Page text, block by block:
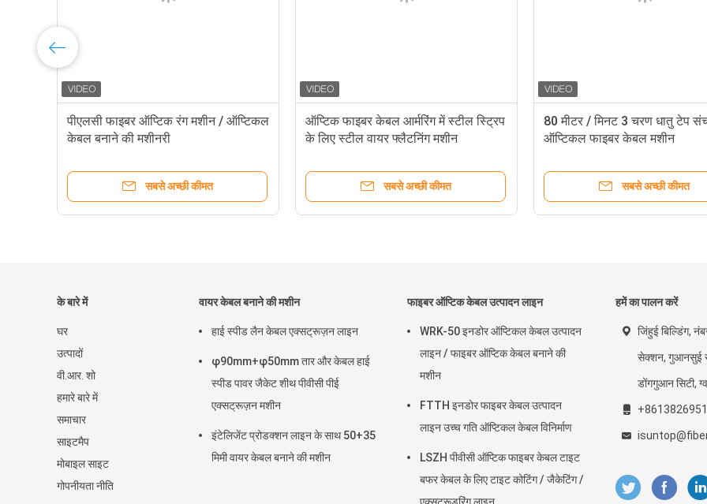
पीएलसी फाइबर ऑप्टिक रंग मशीन / ऑप्टिकल
केबल बनाने की मशीनरी
सबसे अच्छी कीमत
ऑप्टिक फाइबर केबल आर्मरिंग में स्टील स्ट्रिप
के लिए स्टील वायर फ्लैटनिंग मशीन
सबसे अच्छी कीमत
80 मीटर / मिनट 3 चरण धातु टेप
ऑप्टिकल फाइबर केबल मशीन
सबसे अच्छी कीमत
के बारे में
घर
उत्पादों
वी.आर. शो
हमारे बारे में
समाचार
साइटमैप
मोबाइल साइट
गोपनीयता नीति
वायर केबल बनाने की मशीन
हाई स्पीड लैन केबल एक्सट्रूज़न लाइन
φ90mm+φ50mm तार और केबल हाई
स्पीड पावर जैकेट शीथ पीवीसी पीई
एक्सट्रूज़न मशीन
इंटेलिजेंट प्रोडक्शन लाइन के साथ 50+35
मिमी वायर केबल बनाने की मशीन
फाइबर ऑप्टिक केबल उत्पादन लाइन
WRK-50 इनडोर ऑप्टिकल केबल उत्पादन
लाइन / फाइबर ऑप्टिक केबल बनाने की
मशीन
FTTH इनडोर फाइबर केबल उत्पादन
लाइन उच्च गति ऑप्टिकल केबल विनिर्माण
LSZH पीवीसी ऑप्टिक फाइबर केबल टाइट
बफर केबल के लिए टाइट कोटिंग / जैकेटिंग /
एक्सट्रूडरिंग लाइन
हमें का पालन करें
जिंहुई बिल्डिंग,
सेक्शन, गुआनसुई
डोंगगुआन सिटी,